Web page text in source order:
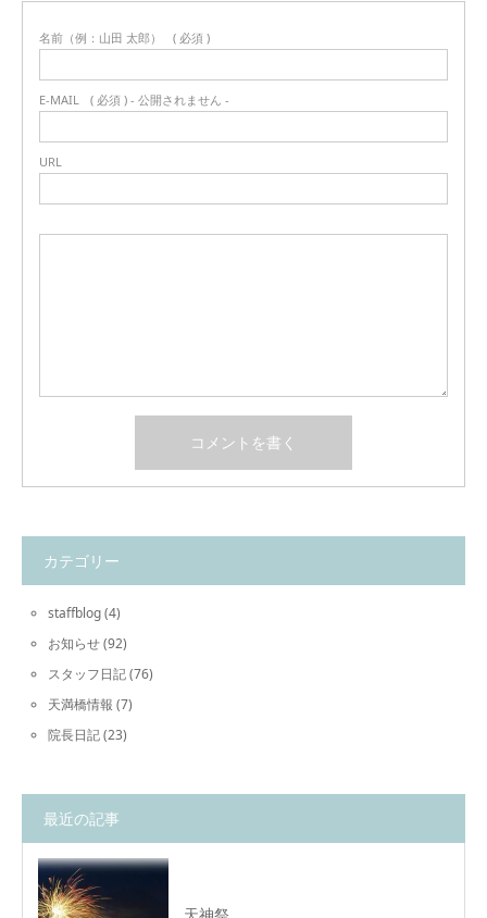
名前（例：山田 太郎） ( 必須 )
E-MAIL ( 必須 ) - 公開されません -
URL
カテゴリー
staffblog(4)
お知らせ(92)
スタッフ日記(76)
天満橋情報 (7)
院長日記(23)
最近の記事